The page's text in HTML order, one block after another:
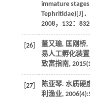
immature
Tephritidae)[J]．
2008， 132：
[26]
董又瑜, 匡刚桥,
易人工孵化装
致富指南, 2015
[27] 陈亚琴. 水质硬
利渔业, 2006